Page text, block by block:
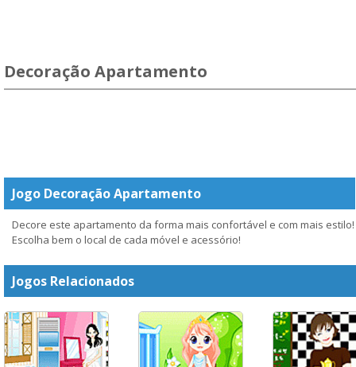
Decoração Apartamento
Jogo Decoração Apartamento
Decore este apartamento da forma mais confortável e com mais estilo!
Escolha bem o local de cada móvel e acessório!
Jogos Relacionados